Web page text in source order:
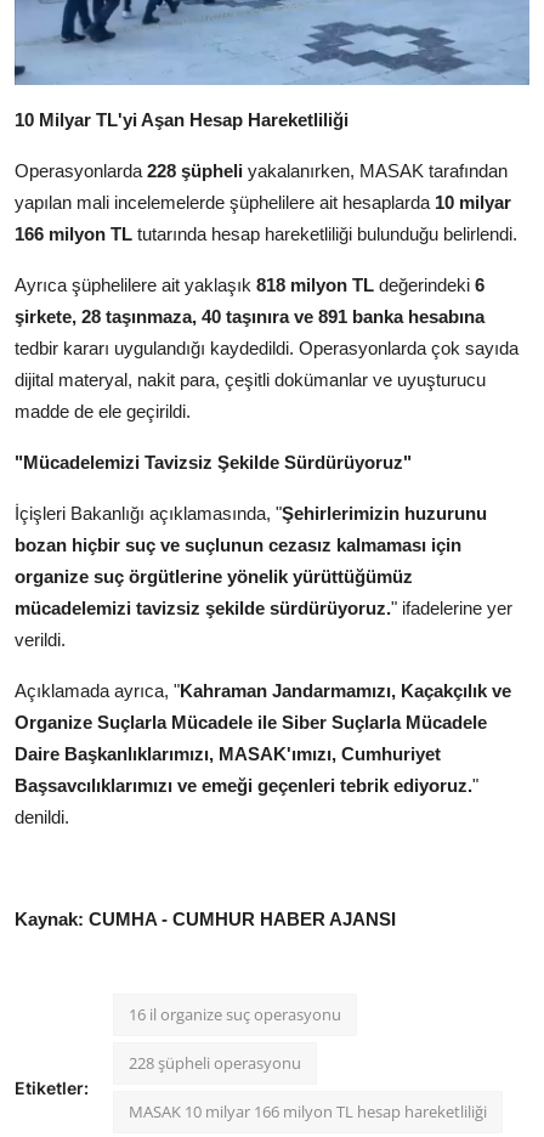
10 Milyar TL'yi Aşan Hesap Hareketliliği
Operasyonlarda 228 şüpheli yakalanırken, MASAK tarafından
yapılan mali incelemelerde şüphelilere ait hesaplarda 10 milyar
166 milyon TL tutarında hesap hareketliliği bulunduğu belirlendi.
Ayrıca şüphelilere ait yaklaşık 818 milyon TL değerindeki 6
şirkete, 28 taşınmaza, 40 taşınıra ve 891 banka hesabına
tedbir kararı uygulandığı kaydedildi. Operasyonlarda çok sayıda
dijital materyal, nakit para, çeşitli dokümanlar ve uyuşturucu
madde de ele geçirildi.
"Mücadelemizi Tavizsiz Şekilde Sürdürüyoruz"
İçişleri Bakanlığı açıklamasında, "Şehirlerimizin huzurunu
bozan hiçbir suç ve suçlunun cezasız kalmaması için
organize suç örgütlerine yönelik yürüttüğümüz
mücadelemizi tavizsiz şekilde sürdürüyoruz." ifadelerine yer
verildi.
Açıklamada ayrıca, "Kahraman Jandarmamızı, Kaçakçılık ve
Organize Suçlarla Mücadele ile Siber Suçlarla Mücadele
Daire Başkanlıklarımızı, MASAK'ımızı, Cumhuriyet
Başsavcılıklarımızı ve emeği geçenleri tebrik ediyoruz."
denildi.
Kaynak: CUMHA - CUMHUR HABER AJANSI
Etiketler:
16 il organize suç operasyonu
228 şüpheli operasyonu
MASAK 10 milyar 166 milyon TL hesap hareketliliği